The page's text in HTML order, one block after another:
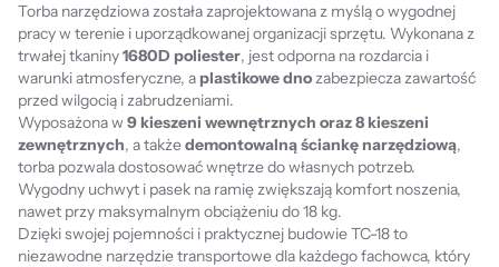
Torba narzędziowa została zaprojektowana z myślą o wygodnej
pracy w terenie i uporządkowanej organizacji sprzętu. Wykonana z
trwałej tkaniny1680D poliester, jest odporna na rozdarcia i
warunki atmosferyczne, a plastikowe dnozabezpiecza zawartość
przed wilgocią i zabrudzeniami.
Wyposażona w 9 kieszeni wewnętrznych oraz 8 kieszeni
zewnętrznych, a takżedemontowalną ściankę narzędziową,
torba pozwala dostosować wnętrze do własnych potrzeb.
Wygodny uchwyt i pasek na ramię zwiększają komfort noszenia,
nawet przy maksymalnym obciążeniu do 18 kg.
Dzięki swojej pojemności i praktycznej budowie TC-18 to
niezawodne narzędzie transportowe dla każdego fachowca, który